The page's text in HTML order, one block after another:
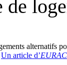
alternatifs
Un article d’